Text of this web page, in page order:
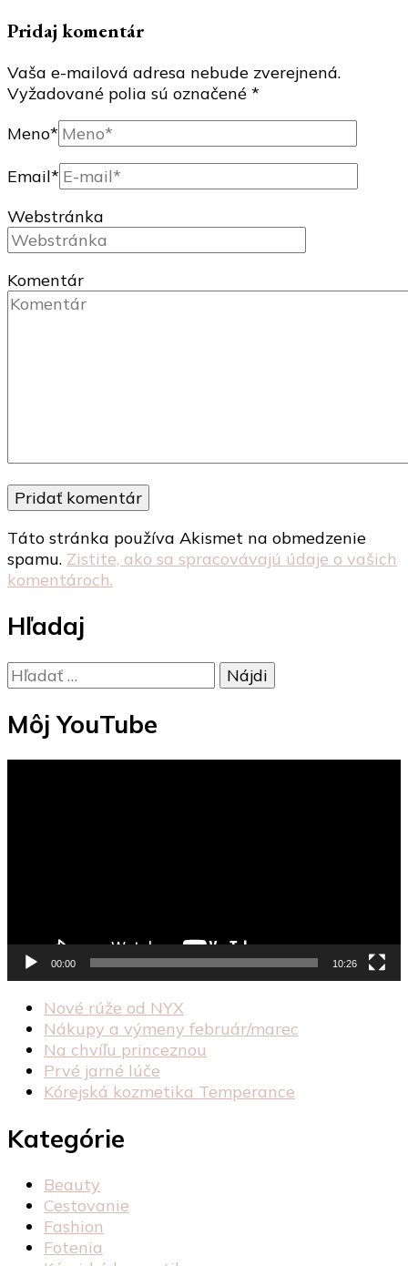
Pridaj komentár
Vaša e-mailová adresa nebude zverejnená.
Vyžadované polia sú označené *
Meno*
Email*
Webstránka
Komentár
Táto stránka používa Akismet na obmedzenie
spamu. Zistite, ako sa spracovávajú údaje o vašich
komentároch.
Hľadaj
Hľadať:
Môj YouTube
00:00 10:26
Nové rúže od NYX
Nákupy a výmeny február/marec
Na chvíľu princeznou
Prvé jarné lúče
Kórejská kozmetika Temperance
Kategórie
Beauty
Cestovanie
Fashion
Fotenia